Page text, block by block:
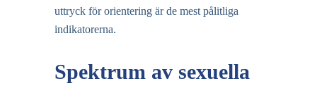
uttryck för orientering är de mest pålitliga
indikatorerna.
Spektrum av sexuella